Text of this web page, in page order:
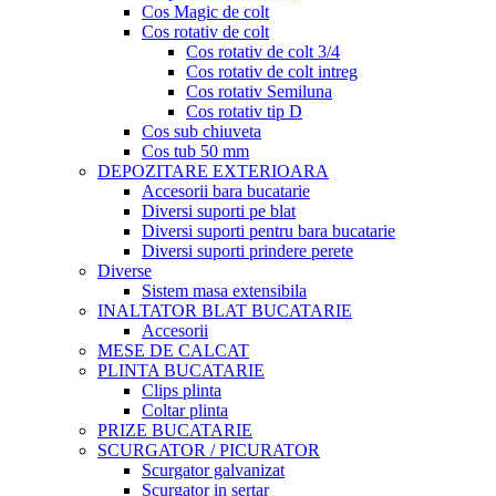
Cos Magic de colt
Cos rotativ de colt
Cos rotativ de colt 3/4
Cos rotativ de colt intreg
Cos rotativ Semiluna
Cos rotativ tip D
Cos sub chiuveta
Cos tub 50 mm
DEPOZITARE EXTERIOARA
Accesorii bara bucatarie
Diversi suporti pe blat
Diversi suporti pentru bara bucatarie
Diversi suporti prindere perete
Diverse
Sistem masa extensibila
INALTATOR BLAT BUCATARIE
Accesorii
MESE DE CALCAT
PLINTA BUCATARIE
Clips plinta
Coltar plinta
PRIZE BUCATARIE
SCURGATOR / PICURATOR
Scurgator galvanizat
Scurgator in sertar